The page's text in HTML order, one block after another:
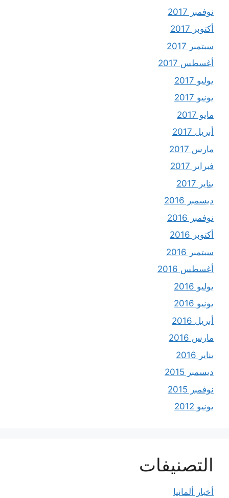
نوفمبر 2017
أكتوبر 2017
سبتمبر 2017
أغسطس 2017
يوليو 2017
يونيو 2017
مايو 2017
أبريل 2017
مارس 2017
فبراير 2017
يناير 2017
ديسمبر 2016
نوفمبر 2016
أكتوبر 2016
سبتمبر 2016
أغسطس 2016
يوليو 2016
يونيو 2016
أبريل 2016
مارس 2016
يناير 2016
ديسمبر 2015
نوفمبر 2015
يونيو 2012
التصنيفات
أخبار ألمانيا